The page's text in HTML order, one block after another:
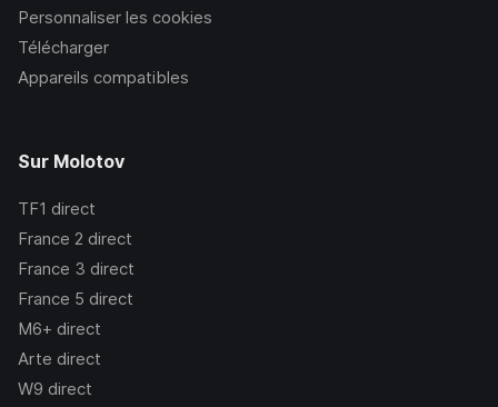
Personnaliser les cookies
Télécharger
Appareils compatibles
Sur Molotov
TF1 direct
France 2 direct
France 3 direct
France 5 direct
M6+ direct
Arte direct
W9 direct